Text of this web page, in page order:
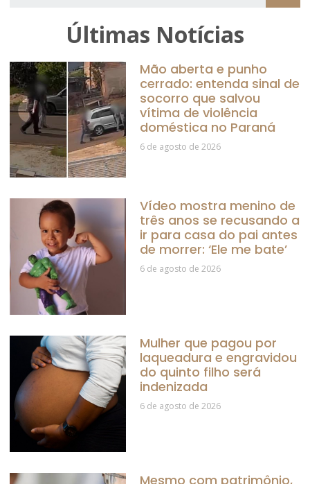
Últimas Notícias
Mão aberta e punho
cerrado: entenda sinal de
socorro que salvou
vítima de violência
doméstica no Paraná
6 de agosto de 2026
Vídeo mostra menino de
três anos se recusando a
ir para casa do pai antes
de morrer: ‘Ele me bate’
6 de agosto de 2026
Mulher que pagou por
laqueadura e engravidou
do quinto filho será
indenizada
6 de agosto de 2026
Mesmo com patrimônio,